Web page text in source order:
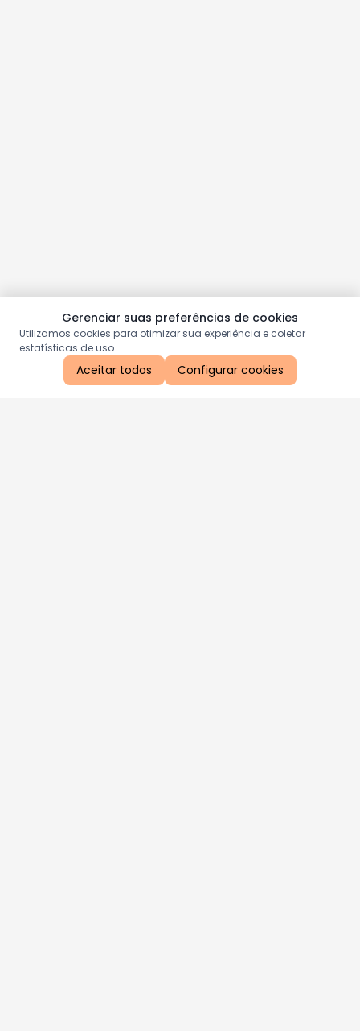
Gerenciar suas preferências de cookies
Utilizamos cookies para otimizar sua experiência e coletar
estatísticas de uso.
Aceitar todos Configurar cookies